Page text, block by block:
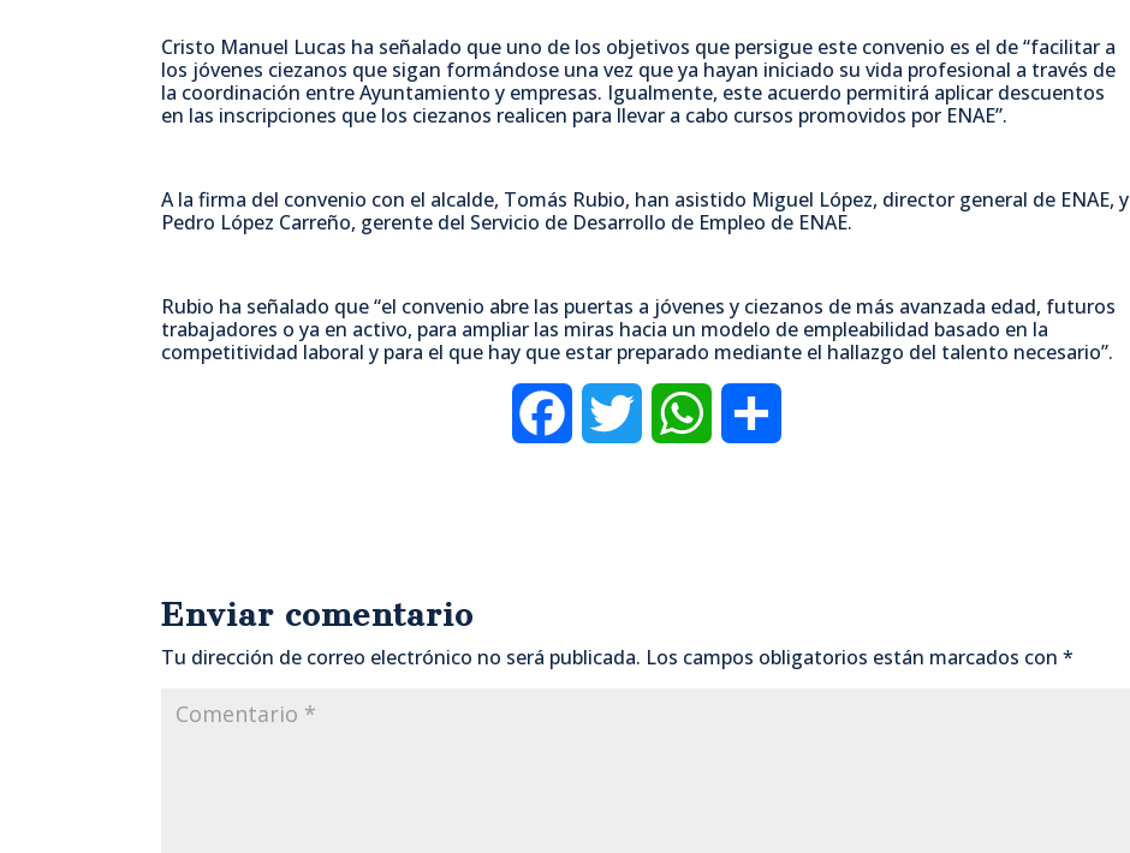
Cristo Manuel Lucas ha señalado que uno de los objetivos que persigue este convenio es el de “facilitar a
los jóvenes ciezanos que sigan formándose una vez que ya hayan iniciado su vida profesional a través de
la coordinación entre Ayuntamiento y empresas. Igualmente, este acuerdo permitirá aplicar descuentos
en las inscripciones que los ciezanos realicen para llevar a cabo cursos promovidos por ENAE”.
A la firma del convenio con el alcalde, Tomás Rubio, han asistido Miguel López, director general de ENAE, y
Pedro López Carreño, gerente del Servicio de Desarrollo de Empleo de ENAE.
Rubio ha señalado que “el convenio abre las puertas a jóvenes y ciezanos de más avanzada edad, futuros
trabajadores o ya en activo, para ampliar las miras hacia un modelo de empleabilidad basado en la
competitividad laboral y para el que hay que estar preparado mediante el hallazgo del talento necesario”.
b t s a
Enviar comentario
Tu dirección de correo electrónico no será publicada. Los campos obligatorios están marcados con*